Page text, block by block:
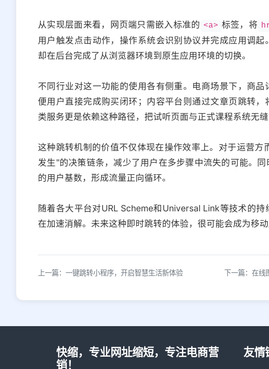
从实现层面来看，网页端只需嵌入标准的 <a> 标签，将
用户触发点击动作，操作系统会识别协议并完成应用调起
却在后台完成了从浏览器环境到原生应用环境的切换。
不同行业对这一功能的使用各有侧重。电商场景下，商
便用户直接完成购买闭环；内容平台则通过文章页跳转
类服务更是依赖这种路径，把试听页面与正式课程系统无缝
这种跳转机制的价值不仅体现在操作效率上。对于运营方
发生"的决策链条，减少了用户在多步骤中流失的可能。
的用户基数，形成流量正向循环。
随着各大平台对URL Scheme和Universal Link等技术的
在加速消解。未来这种即时跳转的体验，很可能会成为移
上一篇：一键跳转小程序，开启智慧生活新体验 下一篇：在
快缩，专业网址缩短，专注电商营
销！
友情